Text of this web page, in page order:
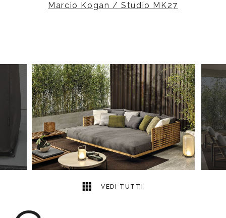
Marcio Kogan / Studio MK27
VEDI TUTTI
7 2